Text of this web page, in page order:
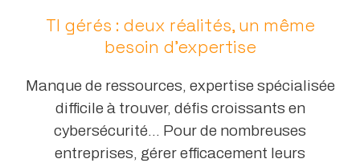
TI gérés : deux réalités, un même
besoin d’expertise
Manque de ressources, expertise spécialisée
difficile à trouver, défis croissants en
cybersécurité… Pour de nombreuses
entreprises, gérer efficacement leurs